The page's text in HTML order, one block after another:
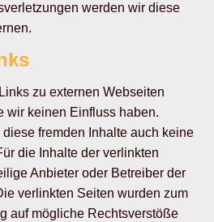
werden wir diese
zu externen Webseiten
wir keinen Einfluss haben.
fremden Inhalte auch keine
die Inhalte der verlinkten
Anbieter oder Betreiber der
verlinkten Seiten wurden zum
auf mögliche Rechtsverstöße